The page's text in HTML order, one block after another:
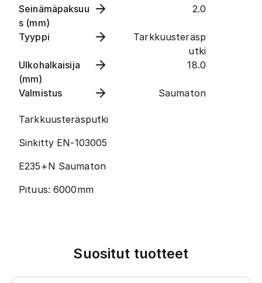
Seinämäpaksuu
s (mm)
2.0
Tyyppi
Tarkkuusteräsp
utki
Ulkohalkaisija
(mm)
18.0
Valmistus Saumaton
Tarkkuusteräsputki
Sinkitty EN-103005
E235+N Saumaton
Pituus: 6000mm
Suositut tuotteet